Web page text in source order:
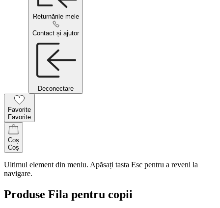
Returnările mele
Contact și ajutor
Deconectare
Favorite
Favorite
Coș
Coș
Ultimul element din meniu. Apăsați tasta Esc pentru a reveni la
navigare.
Produse Fila pentru copii